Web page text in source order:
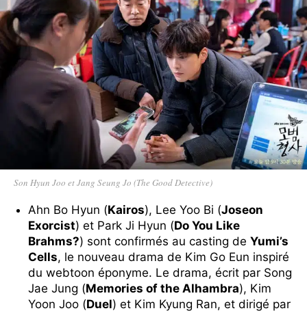
Son Hyun Joo et Jang Seung Jo (The Good Detective)
Ahn Bo Hyun (Kairos), Lee Yoo Bi (Joseon
Exorcist) et Park Ji Hyun (Do You Like
Brahms?) sont confirmés au casting de Yumi’s
Cells, le nouveau drama de Kim Go Eun inspiré
du webtoon éponyme. Le drama, écrit par Song
Jae Jung (Memories of the Alhambra), Kim
Yoon Joo (Duel) et Kim Kyung Ran, et dirigé par